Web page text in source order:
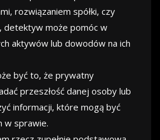
rozwiązaniem spółki, czy
detektyw może pomóc w
aktywów lub dowodów na ich
być to, że prywatny
przeszłość danej osoby lub
informacji, które mogą być
w sprawie.